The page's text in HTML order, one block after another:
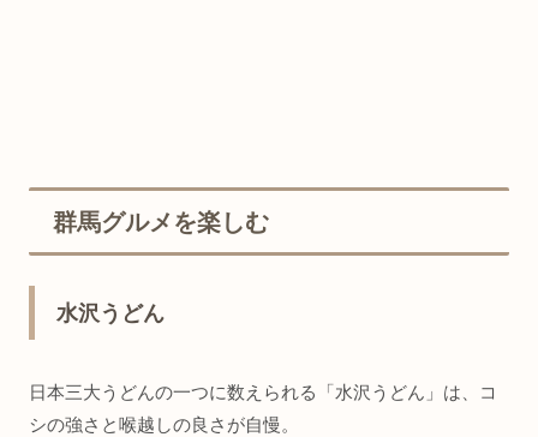
群馬グルメを楽しむ
水沢うどん
日本三大うどんの一つに数えられる「水沢うどん」は、コ
シの強さと喉越しの良さが自慢。